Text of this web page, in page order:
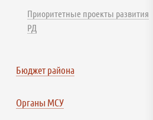
Приоритетные проекты развития
РД
Бюджет района
Органы МСУ